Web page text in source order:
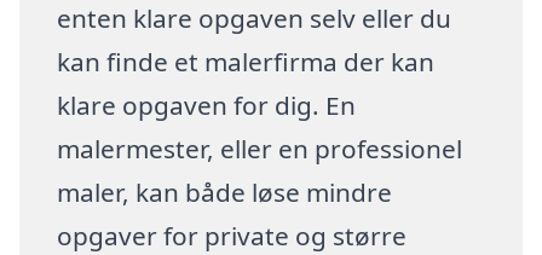
enten klare opgaven selv eller du
kan finde et malerfirma der kan
klare opgaven for dig. En
malermester, eller en professionel
maler, kan både løse mindre
opgaver for private og større